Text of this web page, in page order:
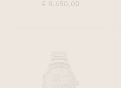
€ 9.450,00